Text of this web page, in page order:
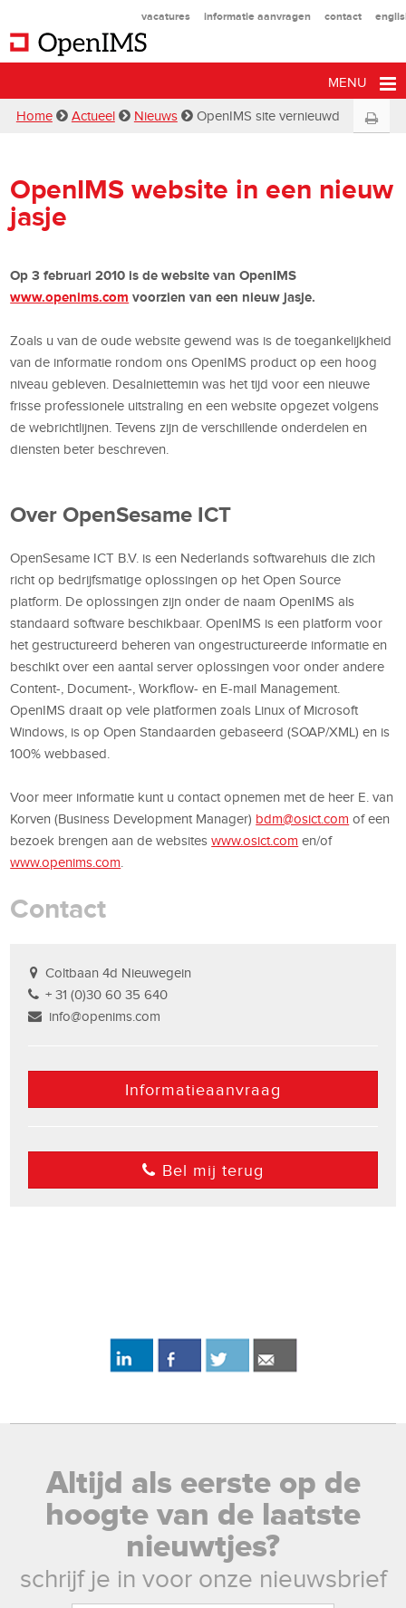
vacatures informatie aanvragen contact
MENU
Home Actueel Nieuws OpenIMS site vernieuwd
OpenIMS website in een nieuw
jasje
Op 3 februari 2010 is de website van OpenIMS
www.openims.com voorzien van een nieuw jasje.
Zoals u van de oude website gewend was is de toegankelijkheid
van de informatie rondom ons OpenIMS product op een hoog
niveau gebleven. Desalniettemin was het tijd voor een nieuwe
frisse professionele uitstraling en een website opgezet volgens
de webrichtlijnen. Tevens zijn de verschillende onderdelen en
diensten beter beschreven.
Over OpenSesame ICT
OpenSesame ICT B.V. is een Nederlands softwarehuis die zich
richt op bedrijfsmatige oplossingen op het Open Source
platform. De oplossingen zijn onder de naam OpenIMS als
standaard software beschikbaar. OpenIMS is een platform voor
het gestructureerd beheren van ongestructureerde informatie en
beschikt over een aantal server oplossingen voor onder andere
Content-, Document-, Workflow- en E-mail Management.
OpenIMS draait op vele platformen zoals Linux of Microsoft
Windows, is op Open Standaarden gebaseerd (SOAP/XML) en is
100% webbased.
Voor meer informatie kunt u contact opnemen met de heer E. van
Korven (Business Development Manager) bdm@osict.com of een
bezoek brengen aan de websiteswww.osict.com en/of
www.openims.com
Contact
Coltbaan 4d Nieuwegein
+ 31 (0)30 60 35 640
info@openims.com
Informatieaanvraag
Bel mij terug
Altijd als eerste op de
hoogte van de laatste
nieuwtjes?
schrijf je in voor onze nieuwsbrief